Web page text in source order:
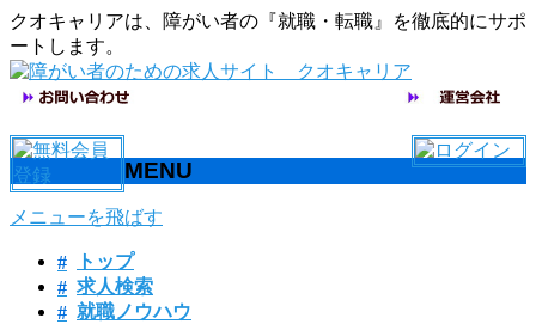
クオキャリアは、障がい者の『就職・転職』を徹底的にサポ
ートします。
MENU
メニューを飛ばす
トップ
求人検索
就職ノウハウ